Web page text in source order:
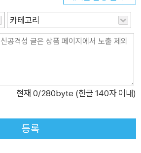
카테고리
현재 0/280byte (한글 140자 이내)
등록